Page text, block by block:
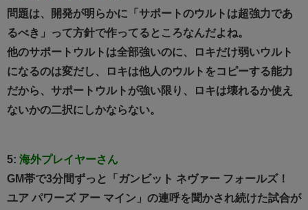
問題は、開発が明らかに「サポートのウルトは超強力であ
るべき」って方針で作ってるところなんだよね。
他のサポートウルトは全部強いのに、ロキだけ弱いウルト
になるのは変だし、ロキは他人のウルトをコピーする能力
だから、サポートウルトが強い限り、ロキは壊れるか使え
ないかの二択にしかならない。
5: 海外プレイヤーさん
GM帯で3分間ずっと「ガンビット ネヴァー フォールズ！
ユア パワーズ アー マイン」の連呼を聞かされ続けた試合が